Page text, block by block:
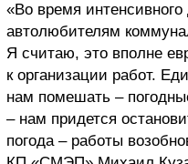
«Во время
автолюбителям
Я считаю, это вполне
к организации работ.
нам помешать –
– нам придется
погода – работы